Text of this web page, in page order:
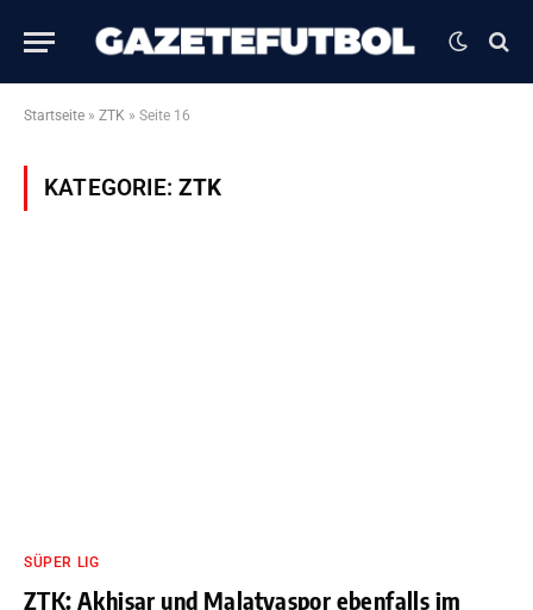
Startseite » ZTK » Seite 16
KATEGORIE:ZTK
SÜPER LIG
ZTK: Akhisar und Malatyaspor ebenfalls im